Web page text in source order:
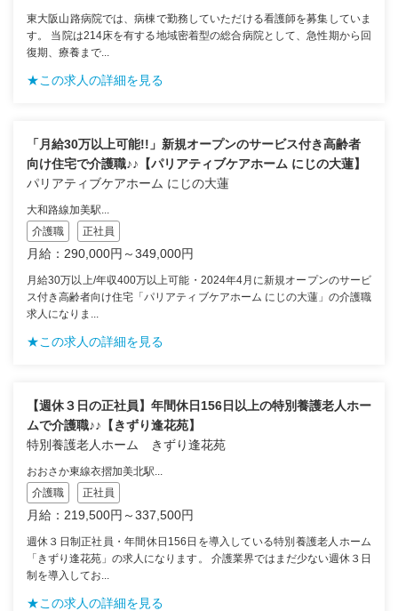
東大阪山路病院では、病棟で勤務していただける看護師を募集していま
す。 当院は214床を有する地域密着型の総合病院として、急性期から回
復期、療養まで...
★この求人の詳細を見る
「月給30万以上可能!!」新規オープンのサービス付き高齢者
向け住宅で介護職♪♪【パリアティブケアホーム にじの大蓮】
パリアティブケアホーム にじの大蓮
大和路線加美駅...
介護職
正社員
月給：290,000円～349,000円
月給30万以上/年収400万以上可能・2024年4月に新規オープンのサービ
ス付き高齢者向け住宅「パリアティブケアホーム にじの大蓮」の介護職
求人になりま...
★この求人の詳細を見る
【週休３日の正社員】年間休日156日以上の特別養護老人ホー
ムで介護職♪♪【きずり逢花苑】
特別養護老人ホーム きずり逢花苑
おおさか東線衣摺加美北駅...
介護職
正社員
月給：219,500円～337,500円
週休３日制正社員・年間休日156日を導入している特別養護老人ホーム
「きずり逢花苑」の求人になります。 介護業界ではまだ少ない週休３日
制を導入してお...
★この求人の詳細を見る